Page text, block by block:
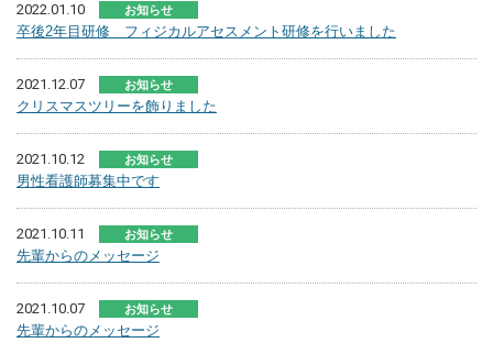
2022.01.10 お知らせ
卒後2年目研修 フィジカルアセスメント研修を行いました
2021.12.07 お知らせ
クリスマスツリーを飾りました
2021.10.12 お知らせ
男性看護師募集中です
2021.10.11 お知らせ
先輩からのメッセージ
2021.10.07 お知らせ
先輩からのメッセージ